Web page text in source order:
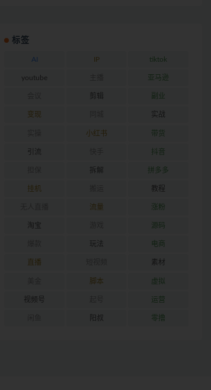
标签
AI IP tiktok
youtube 亚马逊
剪辑 副业
变现 实战
小红书 带货
引流 抖音
拆解 拼多多
挂机 教程
流量 涨粉
淘宝 源码
玩法 电商
直播 素材
脚本 虚拟
视频号 运营
阳叔 零撸